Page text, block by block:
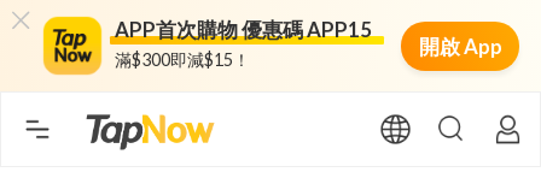
APP首次購物 優惠碼 APP15
滿$300即減$15！
開啟 App